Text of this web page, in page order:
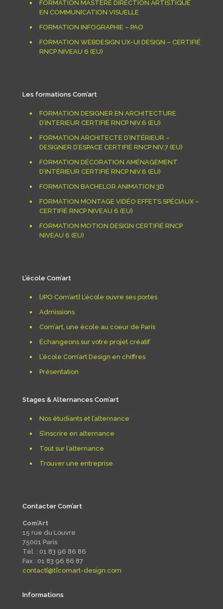
FORMATION MASTÈRE DIRECTION ARTISTIQUE
EN COMMUNICATION VISUELLE
FORMATION INFOGRAPHIE – PAO
FORMATION WEBDESIGN UX-UI DESIGN – CERTIFIÉ
RNCP NIVEAU 6 (EU)
Les formations Com’art
FORMATION DESIGNER EN ARCHITECTURE
D’INTERIEUR CERTIFIÉ RNCP NIV.6 (EU)
FORMATION ARCHITECTE D’INTÉRIEUR –
DESIGNER D’ESPACE CERTIFIÉ RNCP NIV.7 (EU)
FORMATION DÉCORATION AMÉNAGEMENT
D’INTÉRIEUR CERTIFIÉ RNCP NIV.6 (EU)
FORMATION BACHELOR ANIMATION 3D
FORMATION MONTAGE VIDÉO EFFETS SPÉCIAUX –
CERTIFIÉ RNCP NIVEAU 6 (EU)
FORMATION MOTION DESIGN CERTIFIÉ RNCP
NIVEAU 6 (EU)
L’école Com’art
[JPO Com’art] L’école ouvre ses portes
Admissions
Com’art, une école au coeur de Paris
Échangeons sur votre projet créatif
L’école Com’art Design en chiffres
Présentation
Stages & Alternances Com’art
Nos étudiants et l’alternance
S’inscrire en alternance
Tout sur l’alternance
Trouver une entreprise
Contacter Com’art
Com’Art
15 rue du Louvre
75001 Paris
Tél. : 01 83 96 86 86
Fax : 01 83 96 86 87
contact[@t]comart-design.com
Informations